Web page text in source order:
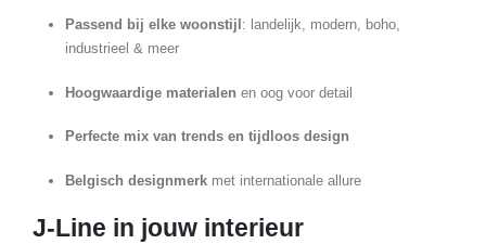
Passend bij elke woonstijl : landelijk, modern, boho,
industrieel & meer
Hoogwaardige materialen en oog voor detail
Perfecte mix van trends en tijdloos design
Belgisch designmerkmet internationale allure
J-Line in jouw interieur